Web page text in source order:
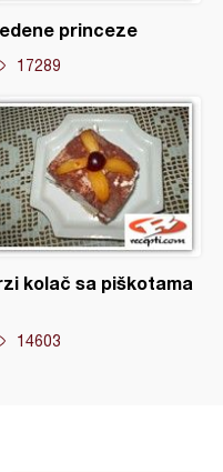
princeze
17289
kolač sa piškotama
14603